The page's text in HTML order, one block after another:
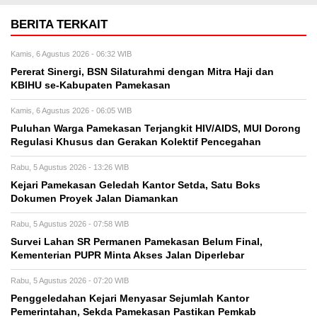
BERITA TERKAIT
Kamis, 6 Agustus 2026 - 06:32 WIB
Pererat Sinergi, BSN Silaturahmi dengan Mitra Haji dan
KBIHU se-Kabupaten Pamekasan
Kamis, 6 Agustus 2026 - 06:05 WIB
Puluhan Warga Pamekasan Terjangkit HIV/AIDS, MUI Dorong
Regulasi Khusus dan Gerakan Kolektif Pencegahan
Rabu, 5 Agustus 2026 - 13:26 WIB
Kejari Pamekasan Geledah Kantor Setda, Satu Boks
Dokumen Proyek Jalan Diamankan
Rabu, 5 Agustus 2026 - 07:58 WIB
Survei Lahan SR Permanen Pamekasan Belum Final,
Kementerian PUPR Minta Akses Jalan Diperlebar
Rabu, 5 Agustus 2026 - 07:20 WIB
Penggeledahan Kejari Menyasar Sejumlah Kantor
Pemerintahan, Sekda Pamekasan Pastikan Pemkab